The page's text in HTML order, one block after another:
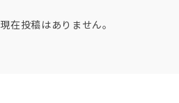
現在投稿はありません。